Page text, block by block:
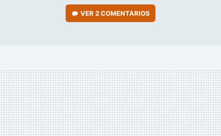
VER2 COMENTARIOS